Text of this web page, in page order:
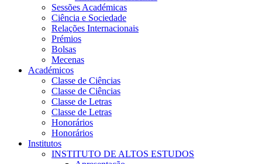
Sessões Académicas
Ciência e Sociedade
Relações Internacionais
Prémios
Bolsas
Mecenas
Académicos
Classe de Ciências
Classe de Ciências
Classe de Letras
Classe de Letras
Honorários
Honorários
Institutos
INSTITUTO DE ALTOS ESTUDOS